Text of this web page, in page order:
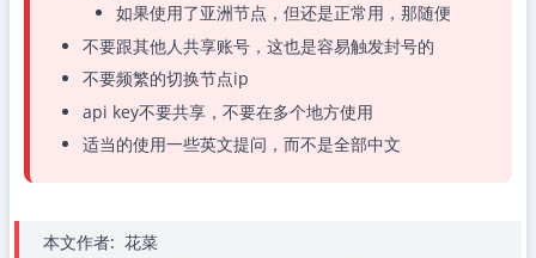
如果使用了亚洲节点，但还是正常用，那随便
不要跟其他人共享账号，这也是容易触发封号的
不要频繁的切换节点ip
api key不要共享，不要在多个地方使用
适当的使用一些英文提问，而不是全部中文
本文作者: 花菜